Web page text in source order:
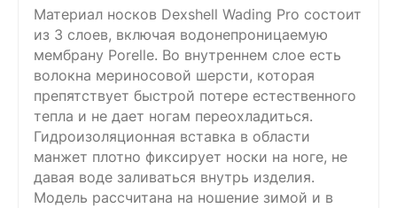
Материал носков Dexshell Wading Pro состоит
из 3 слоев, включая водонепроницаемую
мембрану Porelle. Во внутреннем слое есть
волокна мериносовой шерсти, которая
препятствует быстрой потере естественного
тепла и не дает ногам переохладиться.
Гидроизоляционная вставка в области
манжет плотно фиксирует носки на ноге, не
давая воде заливаться внутрь изделия.
Модель рассчитана на ношение зимой и в